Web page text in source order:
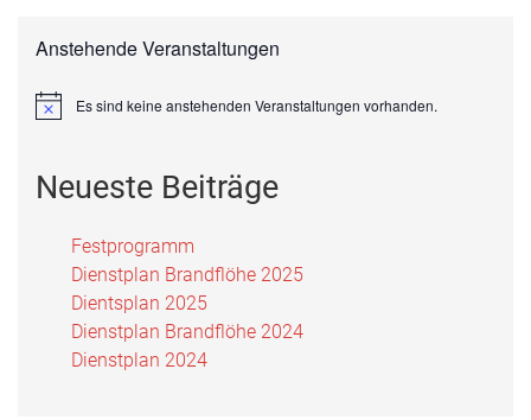
Anstehende Veranstaltungen
HinweisEs sind keine anstehenden Veranstaltungen vorhanden.
Neueste Beiträge
Festprogramm
Dienstplan Brandflöhe 2025
Dientsplan 2025
Dienstplan Brandflöhe 2024
Dienstplan 2024